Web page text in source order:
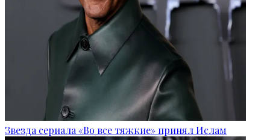
Звезда сериала «Во все тяжкие» принял Ислам